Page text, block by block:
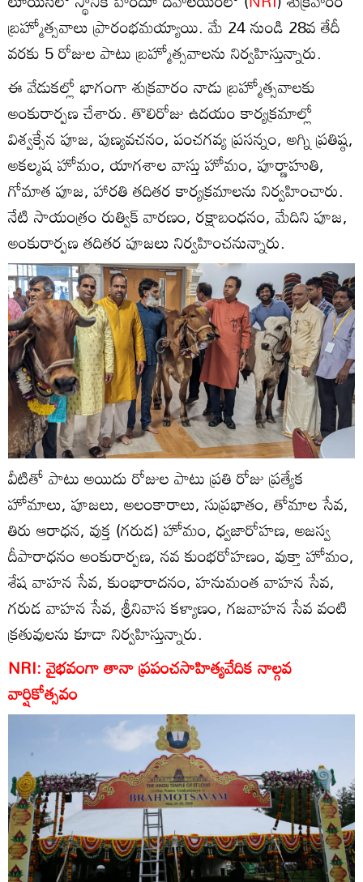
బ్రహ్మోత్సవాలు ప్రారంభమయ్యాయి. మే 24 నుండి 28వ తేదీ
వరకు 5 రోజుల పాటు బ్రహ్మోత్సవాలను నిర్వహిస్తున్నారు.
ఈ వేడుకల్లో భాగంగా శుక్రవారం నాడు బ్రహ్మోత్సవాలకు
అంకురార్పణ చేశారు. తొలిరోజు ఉదయం కార్యక్రమాల్లో
విశ్వక్సేన పూజ, పుణ్యవచనం, పంచగవ్య ప్రసన్నం, అగ్ని ప్రతిష్ఠ,
అకల్మష హోమం, యాగశాల వాస్తు హోమం, పూర్ణాహుతి,
గోమాత పూజ, హారతి తదితర కార్యక్రమాలను నిర్వహించారు.
నేటి సాయంత్రం రుత్విక్ వారణం, రక్షాబంధనం, మేదిని పూజ,
అంకురార్పణ తదితర పూజలు నిర్వహించనున్నారు.
వీటితో పాటు అయిదు రోజుల పాటు ప్రతి రోజు ప్రత్యేక
హోమాలు, పూజలు, అలంకారాలు, సుప్రభాతం, తోమాల సేవ,
తిరు ఆరాధన, వుక్త (గరుడ) హోమం, ధ్వజారోహణ, అజస్వ
దీపారాధనం అంకురార్పణ, నవ కుంభరోహణం, వుక్తా హోమం,
శేష వాహన సేవ, కుంభారాదనం, హనుమంత వాహన సేవ,
గరుడ వాహన సేవ, శ్రీనివాస కళ్యాణం, గజవాహన సేవ వంటి
క్రతువులను కూడా నిర్వహిస్తున్నారు.
NRI: వైభవంగా తానా ప్రపంచసాహిత్యవేదిక నాల్గవ
వార్షికోత్సవం